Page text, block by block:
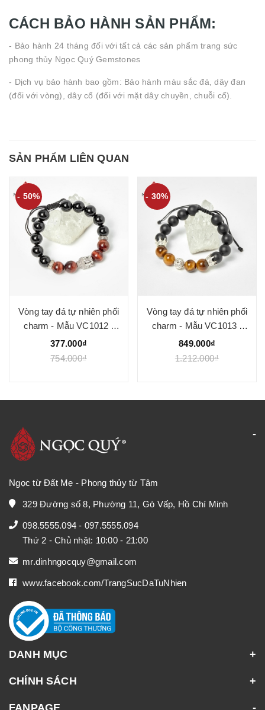
CÁCH BẢO HÀNH SẢN PHẨM:
- Bảo hành 24 tháng đối với tất cả các sản phẩm trang sức
phong thủy Ngọc Quý Gemstones
- Dịch vụ bảo hành bao gồm: Bảo hành màu sắc đá, dây đan
(đối với vòng), dây cổ (đối với mặt dây chuyền, chuỗi cổ).
SẢN PHẨM LIÊN QUAN
- 50%
Vòng tay đá tự nhiên phối
charm - Mẫu VC1012 -
Ngọc Quý
377.000₫
754.000₫
- 30%
Vòng tay đá tự nhiên phối
charm - Mẫu VC1013 -
Ngọc Quý
849.000₫
1.212.000₫
Ngọc từ Đất Mẹ - Phong thủy từ Tâm
329 Đường số 8, Phường 11, Gò Vấp, Hồ Chí Minh
098.5555.094 - 097.5555.094
Thứ 2 - Chủ nhật: 10:00 - 21:00
mr.dinhngocquy@gmail.com
www.facebook.com/TrangSucDaTuNhien
DANH MỤC
CHÍNH SÁCH